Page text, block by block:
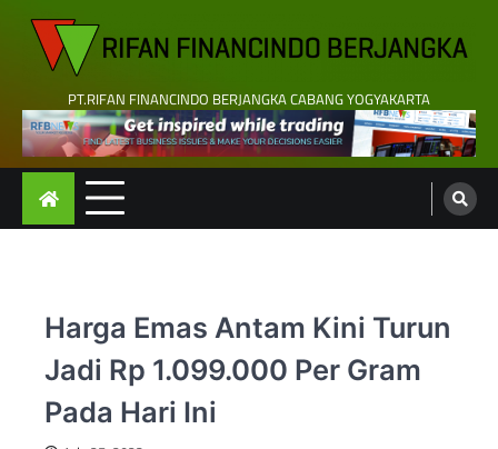
content
PT.RIFAN FINANCINDO BERJANGKA CABANG YOGYAKARTA
Harga Emas Antam Kini Turun
Jadi Rp 1.099.000 Per Gram
Pada Hari Ini